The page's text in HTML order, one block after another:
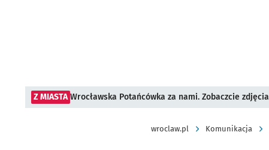
Z MIASTA Wrocławska Potańcówka za nami. Zobaczcie zdjęcia
wroclaw.pl Komunikacja